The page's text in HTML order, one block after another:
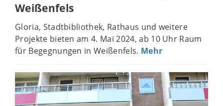
Weißenfels
Gloria, Stadtbibliothek, Rathaus und weitere
Projekte bieten am 4. Mai 2024, ab 10 Uhr Raum
für Begegnungen in Weißenfels. Mehr